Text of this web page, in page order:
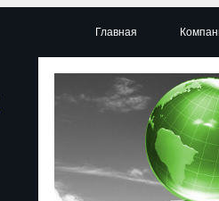
Главная